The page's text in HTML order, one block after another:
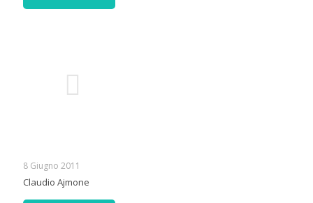
8 Giugno 2011
Claudio Ajmone